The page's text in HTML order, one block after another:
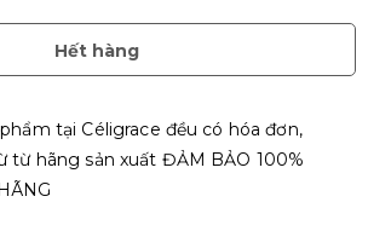
Hết hàng
tại Céligrace đều có hóa đơn,
từ hãng sản xuất ĐẢM BẢO 100%